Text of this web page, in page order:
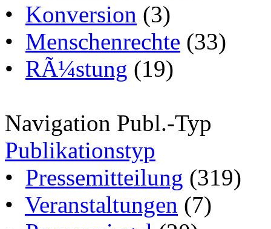
• Konversion (3)
• Menschenrechte (33)
• RÃ¼stung (19)
Navigation Publ.-Typ
Publikationstyp
• Pressemitteilung (319)
• Veranstaltungen (7)